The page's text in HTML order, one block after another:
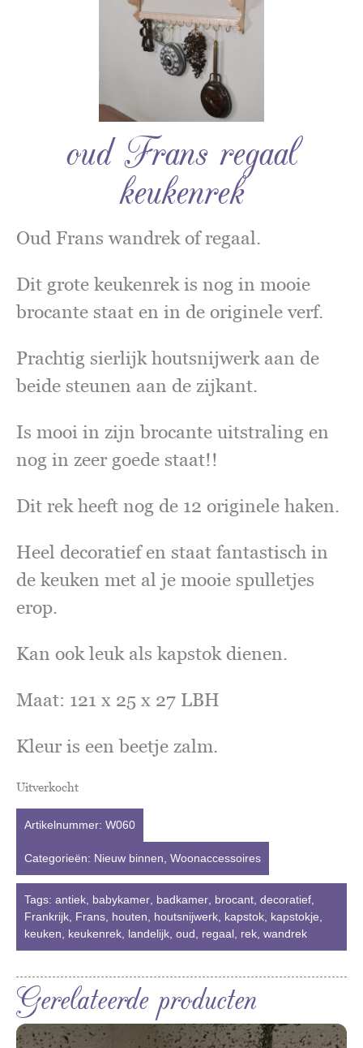
oud Frans regaal
keukenrek
Oud Frans wandrek of regaal.
Dit grote keukenrek is nog in mooie
brocante staat en in de originele verf.
Prachtig sierlijk houtsnijwerk aan de
beide steunen aan de zijkant.
Is mooi in zijn brocante uitstraling en
nog in zeer goede staat!!
Dit rek heeft nog de 12 originele haken.
Heel decoratief en staat fantastisch in
de keuken met al je mooie spulletjes
erop.
Kan ook leuk als kapstok dienen.
Maat: 121 x 25 x 27 LBH
Kleur is een beetje zalm.
Uitverkocht
Artikelnummer: W060
Categorieën: Nieuw binnen Woonaccessoires
Tags: antiek babykamer badkamer brocant decoratief
Frankrijk Frans houten houtsnijwerk kapstok kapstokje
keuken
keukenrek landelijk oud regaal rek wandrek
Gerelateerde producten